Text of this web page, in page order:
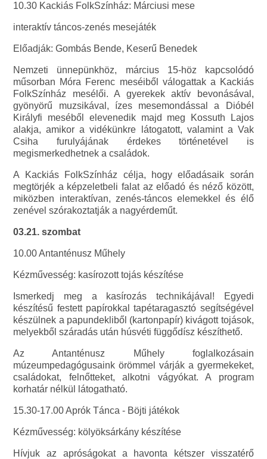
10.30 Kackiás FolkSzínház: Márciusi mese
interaktív táncos-zenés mesejáték
Előadják: Gombás Bende, Keserű Benedek
Nemzeti ünnepünkhöz, március 15-höz kapcsolódó
műsorban Móra Ferenc meséiből válogattak a Kackiás
FolkSzínház mesélői. A gyerekek aktív bevonásával,
gyönyörű muzsikával, ízes mesemondással a Dióbél
Királyfi meséből elevenedik majd meg Kossuth Lajos
alakja, amikor a vidékünkre látogatott, valamint a Vak
Csiha furulyájának érdekes történetével is
megismerkedhetnek a családok.
A Kackiás FolkSzínház célja, hogy előadásaik során
megtörjék a képzeletbeli falat az előadó és néző között,
miközben interaktívan, zenés-táncos elemekkel és élő
zenével szórakoztatják a nagyérdeműt.
03.21. szombat
10.00 Antanténusz Műhely
Kézművesség: kasírozott tojás készítése
Ismerkedj meg a kasírozás technikájával! Egyedi
készítésű festett papírokkal tapétaragasztó segítségével
készülnek a papundekliből (kartonpapír) kivágott tojások,
melyekből száradás után húsvéti függődísz készíthető.
Az Antanténusz Műhely foglalkozásain
múzeumpedagógusaink örömmel várják a gyermekeket,
családokat, felnőtteket, alkotni vágyókat. A program
korhatár nélkül látogatható.
15.30-17.00 Aprók Tánca - Böjti játékok
Kézművesség: kölyöksárkány készítése
Hívjuk az apróságokat a havonta kétszer visszatérő